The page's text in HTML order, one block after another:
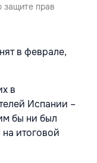
защите прав
в феврале,
в
Испании –
бы ни был
итоговой